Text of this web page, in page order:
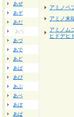
あぜ
あぞ
あだ
あぢ
あづ
あで
あど
あば
あび
あぶ
あべ
あぼ
あぱ
アミノペ
アミノ末
アミノム
ヒドデヒ